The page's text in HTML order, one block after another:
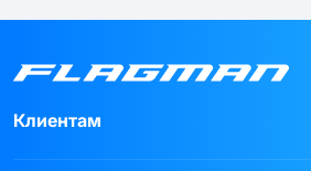
Клиентам